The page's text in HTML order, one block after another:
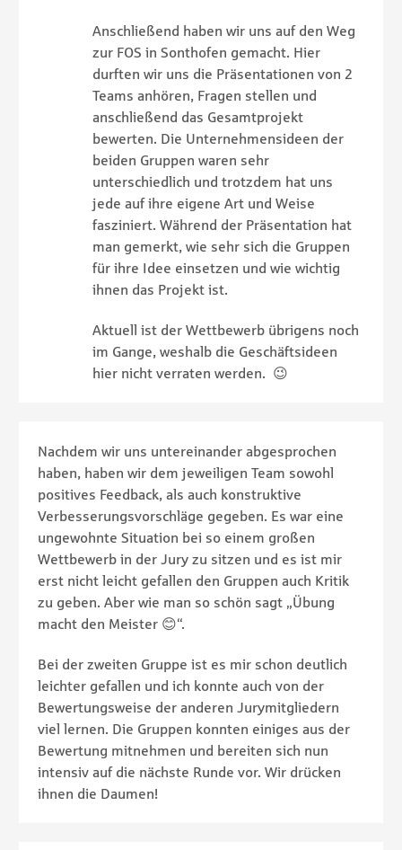
Anschließend haben wir uns auf den Weg
zur FOS in Sonthofen gemacht. Hier
durften wir uns die Präsentationen von 2
Teams anhören, Fragen stellen und
anschließend das Gesamtprojekt
bewerten. Die Unternehmensideen der
beiden Gruppen waren sehr
unterschiedlich und trotzdem hat uns
jede auf ihre eigene Art und Weise
fasziniert. Während der Präsentation hat
man gemerkt, wie sehr sich die Gruppen
für ihre Idee einsetzen und wie wichtig
ihnen das Projekt ist.
Aktuell ist der Wettbewerb übrigens noch
im Gange, weshalb die Geschäftsideen
hier nicht verraten werden. 😉
Nachdem wir uns untereinander abgesprochen
haben, haben wir dem jeweiligen Team sowohl
positives Feedback, als auch konstruktive
Verbesserungsvorschläge gegeben. Es war eine
ungewohnte Situation bei so einem großen
Wettbewerb in der Jury zu sitzen und es ist mir
erst nicht leicht gefallen den Gruppen auch Kritik
zu geben. Aber wie man so schön sagt „Übung
macht den Meister 😊“.
Bei der zweiten Gruppe ist es mir schon deutlich
leichter gefallen und ich konnte auch von der
Bewertungsweise der anderen Jurymitgliedern
viel lernen. Die Gruppen konnten einiges aus der
Bewertung mitnehmen und bereiten sich nun
intensiv auf die nächste Runde vor. Wir drücken
ihnen die Daumen!